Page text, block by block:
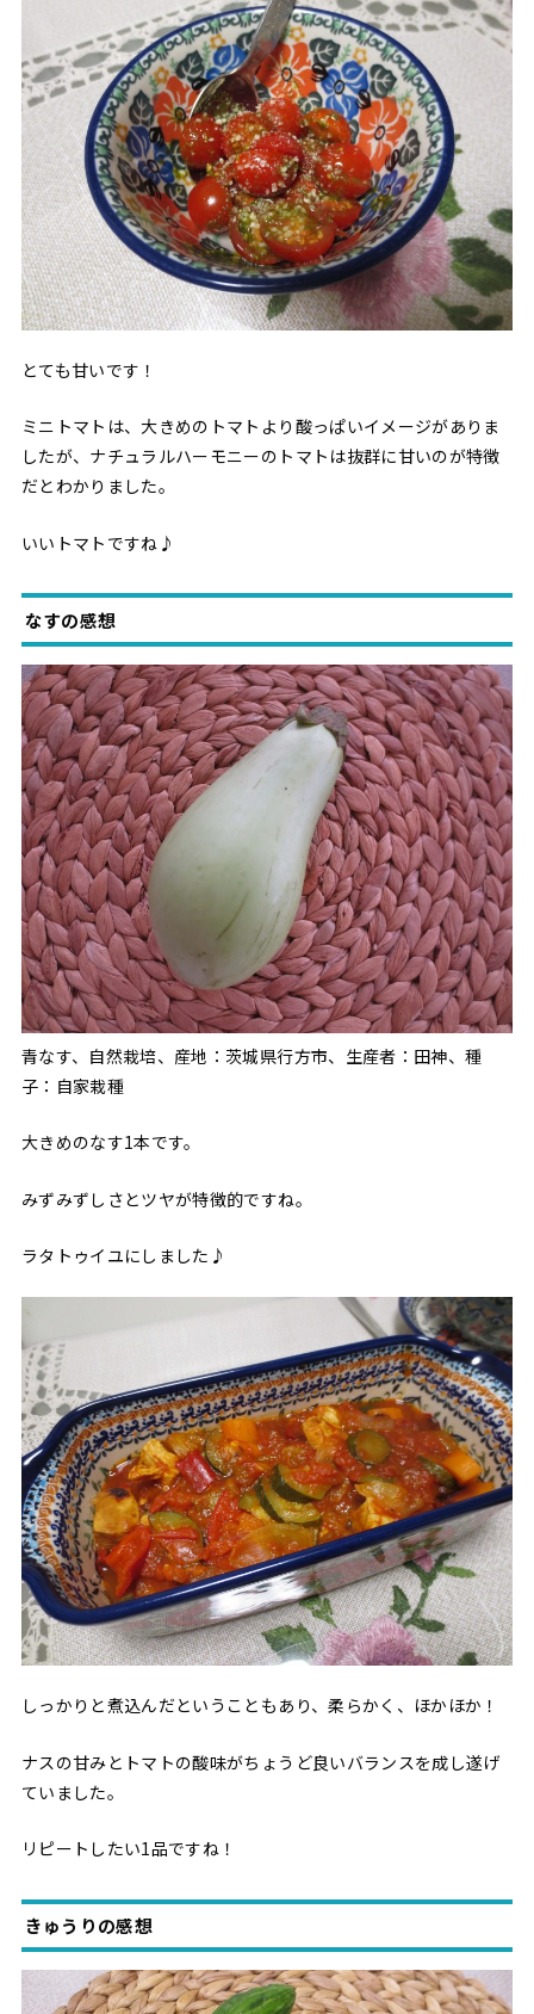
とても甘いです！
ミニトマトは、大きめのトマトより酸っぱいイメージがありま
したが、ナチュラルハーモニーのトマトは抜群に甘いのが特徴
だとわかりました。
いいトマトですね♪
なすの感想
青なす、自然栽培、産地：茨城県行方市、生産者：田神、種
子：自家栽種
大きめのなす1本です。
みずみずしさとツヤが特徴的ですね。
ラタトゥイユにしました♪
しっかりと煮込んだということもあり、柔らかく、ほかほか！
ナスの甘みとトマトの酸味がちょうど良いバランスを成し遂げ
ていました。
リピートしたい1品ですね！
きゅうりの感想